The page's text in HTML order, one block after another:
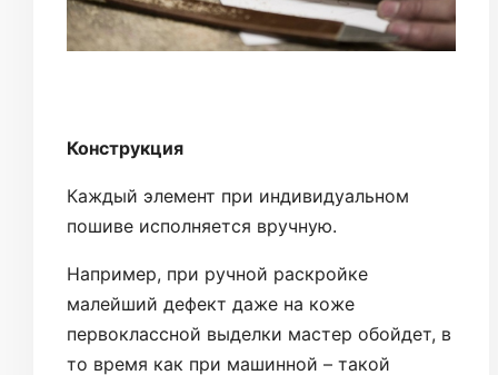
Конструкция
Каждый элемент при индивидуальном
пошиве исполняется вручную.
Например, при ручной раскройке
малейший дефект даже на коже
первоклассной выделки мастер обойдет, в
то время как при машинной – такой